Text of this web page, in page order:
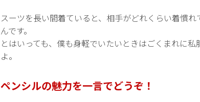
スーツを長い間着ていると、相手がどれくらい着慣
んです。
とはいっても、僕も身軽でいたいときはごくまれに
よ。
ペンシルの魅力を一言でどうぞ！